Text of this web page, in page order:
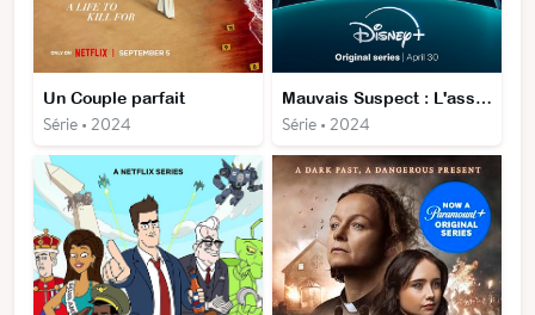
Un Couple parfait
Série • 2024
Mauvais Suspect : L'assassinat de Jean Charles de Menezes
Série • 2024